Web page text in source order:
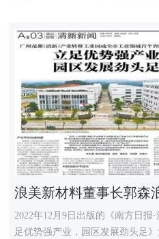
2022年12月9日出版的《南方日报
足优势强产业，园区发展劲头足